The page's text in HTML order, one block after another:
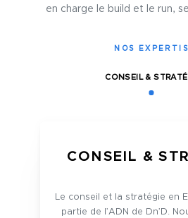
en charge le build et le run,
NOS
CONSEIL &
CONSEIL &
Le conseil et la stratégie en
partie de l’ADN de Dn’D.